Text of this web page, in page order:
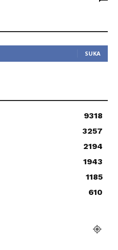
SUKA
9318
3257
2194
1943
1185
610